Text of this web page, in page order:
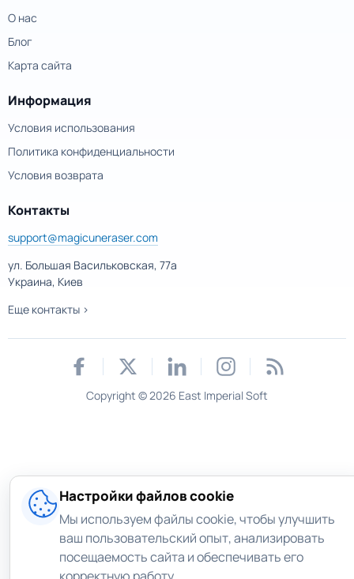
О нас
Блог
Карта сайта
Информация
Условия использования
Политика конфиденциальности
Условия возврата
Контакты
support@magicuneraser.com
ул. Большая Васильковская, 77а
Украина, Киев
Еще контакты >
Copyright © 2026 East Imperial Soft
Настройки файлов cookie
Мы используем файлы cookie, чтобы улучшить
ваш пользовательский опыт, анализировать
посещаемость сайта и обеспечивать его